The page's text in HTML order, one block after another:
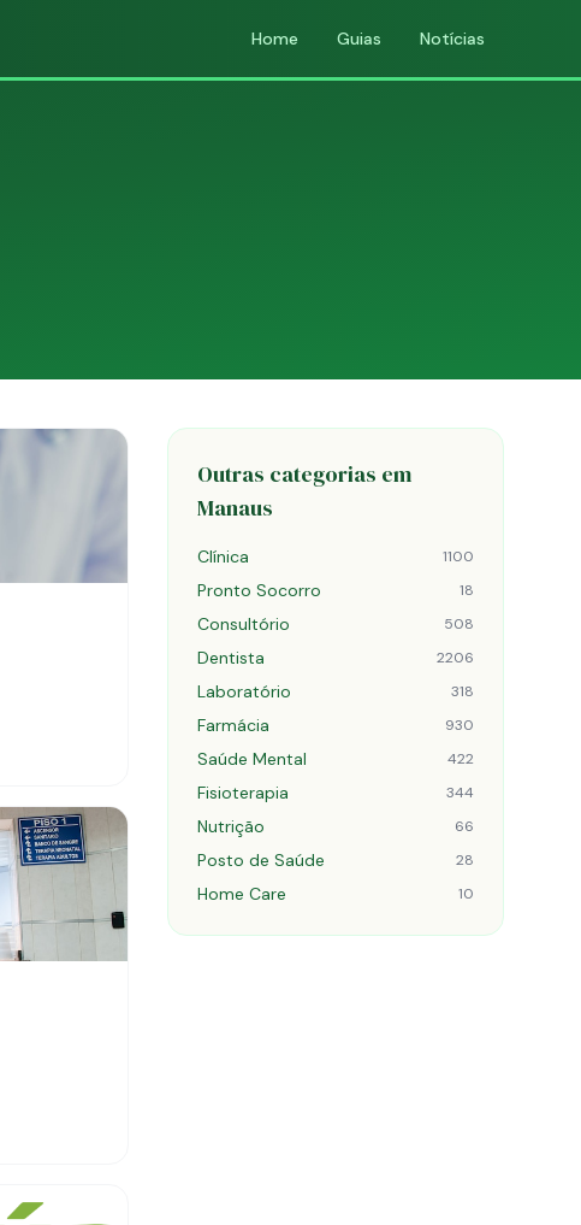
Home Guias Notícias
Outras categorias em
Manaus
Clínica 1100
Pronto Socorro 18
Consultório 508
Dentista 2206
Laboratório 318
Farmácia 930
Saúde Mental 422
Fisioterapia 344
Nutrição 66
Posto de Saúde 28
Home Care 10